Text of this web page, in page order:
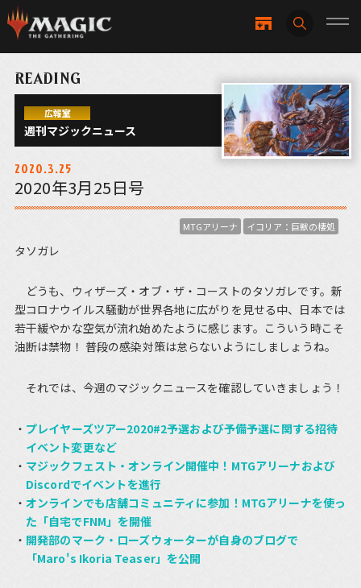
READING
広報室
週刊マジックニュース
2020.3.25
2020年3月25日号
MTGアリーナ イコリア：巨獣の棲処
タソガレ
どうも、ウィザーズ・オブ・ザ・コーストのタソガレです。新
型コロナウイルス騒動が世界各地に広がりを見せる中、日本では
若干緩やかな空気が流れ始めたように感じます。こういう時こそ
油断は禁物！ 普段の感染対策は怠らないようにしましょうね。
それでは、今週のマジックニュースを確認していきましょう！
プレイヤーズツアー2020#2予選および予備予選に関する招待
イベント変更など
マジックフェスト・オンライン開催中！MTGアリーナおよび
Discordでイベントを進行
オンラインでも店舗コミュニティに参加！MTGアリーナを使っ
た「自宅でFNM」を開催
開発部のマーク・ローズウォーターが自身のブログで
「Maro's Ikoria Teaser」を公開